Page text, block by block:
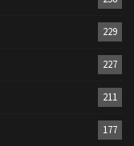
229
227
211
177